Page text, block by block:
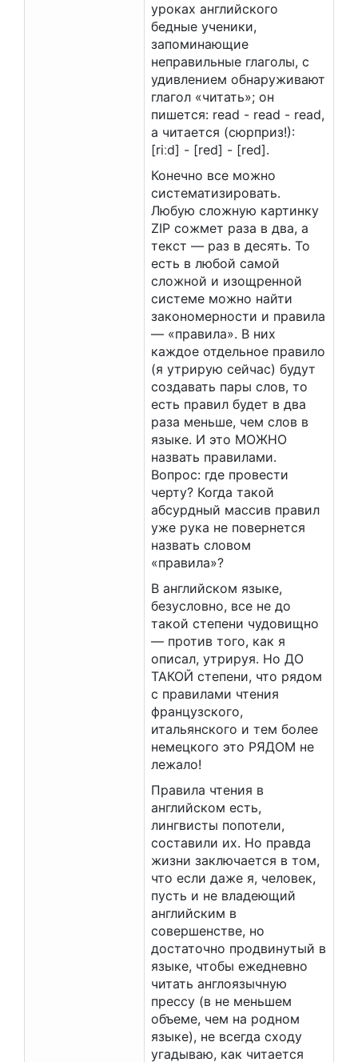
уроках английского
бедные ученики,
запоминающие
неправильные глаголы, с
удивлением обнаруживают
глагол «читать»; он
пишется: read - read - read,
а читается (сюрприз!):
[riːd] - [red] - [red].
Конечно все можно
систематизировать.
Любую сложную картинку
ZIP сожмет раза в два, а
текст — раз в десять. То
есть в любой самой
сложной и изощренной
системе можно найти
закономерности и правила
— «правила». В них
каждое отдельное правило
(я утрирую сейчас) будут
создавать пары слов, то
есть правил будет в два
раза меньше, чем слов в
языке. И это МОЖНО
назвать правилами.
Вопрос: где провести
черту? Когда такой
абсурдный массив правил
уже рука не повернется
назвать словом
«правила»?
В английском языке,
безусловно, все не до
такой степени чудовищно
— против того, как я
описал, утрируя. Но ДО
ТАКОЙ степени, что рядом
с правилами чтения
французского,
итальянского и тем более
немецкого это РЯДОМ не
лежало!
Правила чтения в
английском есть,
лингвисты попотели,
составили их. Но правда
жизни заключается в том,
что если даже я, человек,
пусть и не владеющий
английским в
совершенстве, но
достаточно продвинутый в
языке, чтобы ежедневно
читать англоязычную
прессу (в не меньшем
объеме, чем на родном
языке), не всегда сходу
угадываю, как читается